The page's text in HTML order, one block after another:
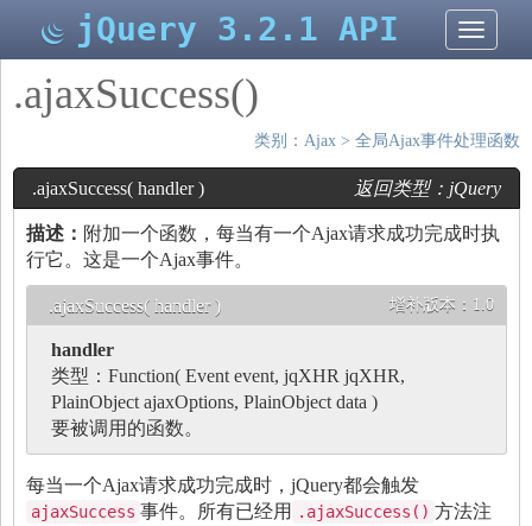
切
换
jQuery 3.2.1 API
.ajaxSuccess()
类别： Ajax > 全局Ajax事件处理函数
.ajaxSuccess( handler ) 返回类型： jQuery
描述： 附加一个函数，每当有一个Ajax请求成功完成时执
行它。这是一个Ajax事件。
增补版本： 1.0
.ajaxSuccess( handler )
handler
类型： Function( Event event, jqXHR jqXHR,
PlainObject ajaxOptions, PlainObject data )
要被调用的函数。
每当一个Ajax请求成功完成时，jQuery都会触发
ajaxSuccess 事件。所有已经用 .ajaxSuccess() 方法注